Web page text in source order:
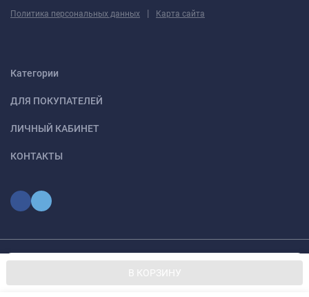
В КОРЗИНУ
Политика персональных данных | Карта сайта
Категории
ДЛЯ ПОКУПАТЕЛЕЙ
ЛИЧНЫЙ КАБИНЕТ
КОНТАКТЫ